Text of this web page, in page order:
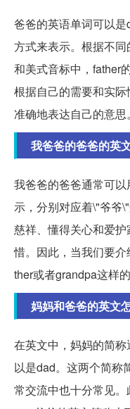
爸爸的英语单词可以
方式来表示。根据不
和美式音标中，father
根据自己的需要和实
准确地表达自己的意思。
我爸爸的爸爸的英
我爸爸的爸爸通常可
示，分别对应着\"爷爷
慈祥、懂得关心和爱
惜。因此，当我们要
ther或者grandpa这样
妈妈和爸爸的英文
在英文中，妈妈的简
以是dad。这两个简称
常交流中也十分常见